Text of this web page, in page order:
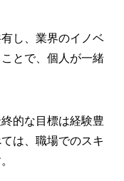
し、業界のイノベ
とで、個人が一緒
的な目標は経験豊
は、職場でのスキ